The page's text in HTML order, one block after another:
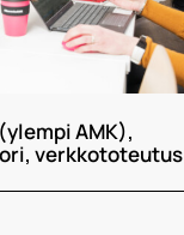
AMK),
verkkototeutus